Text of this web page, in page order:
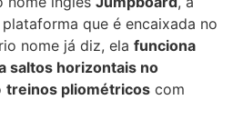
que é encaixada no
nome já diz, ela funciona
saltos horizontais no
treinos pliométricos com